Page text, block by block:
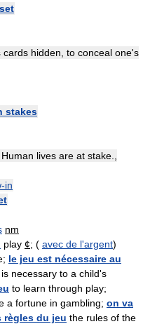
hidden, to conceal one's
stakes
lives are at stake.,
in
nm
play ¢; ( avec de l'argent)
le jeu est nécessaire au
necessary to a child's
to learn through play;
a fortune in gambling; on va
règles du jeu the rules of the